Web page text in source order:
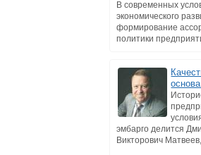
В современных
экономического
формирование
политики
эмбарго делится
Викторович